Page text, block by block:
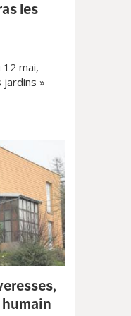
les
12 mai,
jardins »
humain